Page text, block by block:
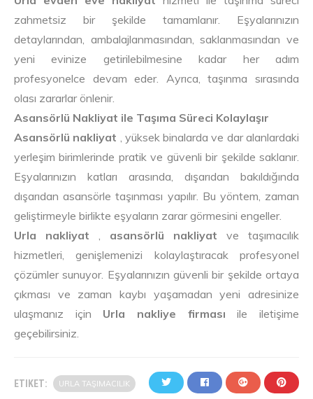
zahmetsiz bir şekilde tamamlanır. Eşyalarınızın
detaylarından, ambalajlanmasından, saklanmasından ve
yeni evinize getirilebilmesine kadar her adım
profesyonelce devam eder. Ayrıca, taşınma sırasında
olası zararlar önlenir.
Asansörlü Nakliyat ile Taşıma Süreci Kolaylaşır
Asansörlü nakliyat , yüksek binalarda ve dar alanlardaki
yerleşim birimlerinde pratik ve güvenli bir şekilde saklanır.
Eşyalarınızın katları arasında, dışarıdan bakıldığında
dışarıdan asansörle taşınması yapılır. Bu yöntem, zaman
geliştirmeyle birlikte eşyaların zarar görmesini engeller.
Urla nakliyat
asansörlü nakliyat ve taşımacılık
hizmetleri, genişlemenizi kolaylaştıracak profesyonel
çözümler sunuyor. Eşyalarınızın güvenli bir şekilde ortaya
çıkması ve zaman kaybı yaşamadan yeni adresinize
ulaşmanız için Urla nakliye firması ile iletişime
geçebilirsiniz.
ETIKET: URLA TAŞIMACILIK